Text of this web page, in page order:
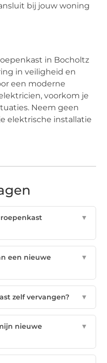
bij jouw woning
in Bocholtz
in veiligheid en
een moderne
voorkom je
Neem geen
elektrische installatie
▼
een nieuwe
▼
zelf vervangen? ▼
nieuwe
▼